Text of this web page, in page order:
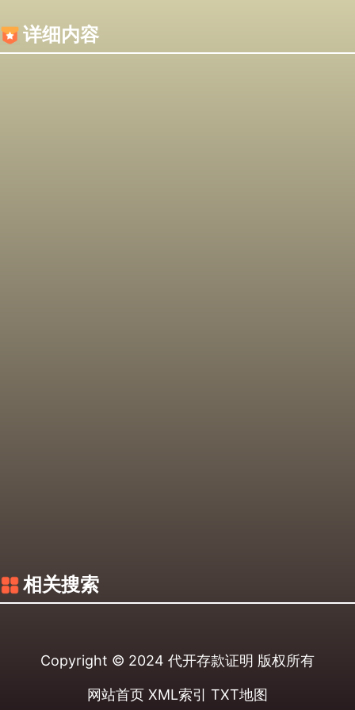
详细内容
相关搜索
Copyright © 2024 代开存款证明 版权所有
网站首页 XML索引 TXT地图